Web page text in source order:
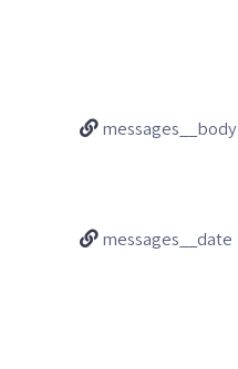
messages__body
messages__date